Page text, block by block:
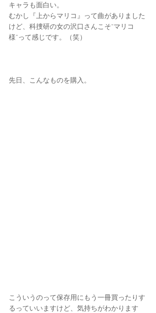
キャラも面白い。
むかし『上からマリコ』って曲がありました
けど、科捜研の女の沢口さんこそ“マリコ
様”って感じです。（笑）
先日、こんなものを購入。
こういうのって保存用にもう一冊買ったりす
るっていいますけど、気持ちがわかります